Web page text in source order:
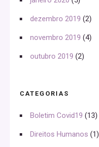
dezembro 2019 (2)
novembro 2019 (4)
outubro 2019 (2)
CATEGORIAS
Boletim Covid19 (13)
Direitos Humanos (1)